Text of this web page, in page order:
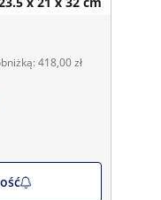
418,00 zł